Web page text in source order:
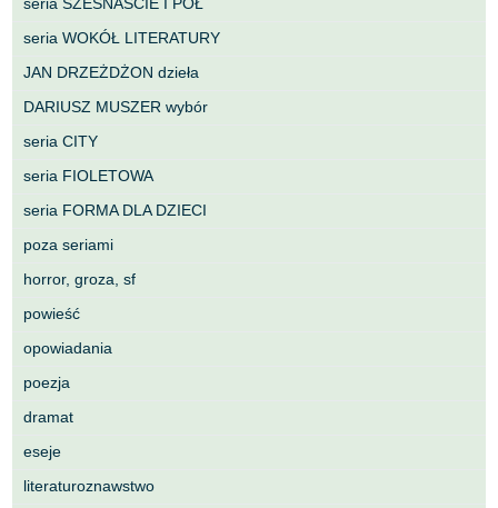
seria WOKÓŁ LITERATURY
JAN DRZEŻDŻON dzieła
DARIUSZ MUSZER wybór
seria CITY
seria FIOLETOWA
seria FORMA DLA DZIECI
poza seriami
horror, groza, sf
powieść
opowiadania
poezja
dramat
eseje
literaturoznawstwo